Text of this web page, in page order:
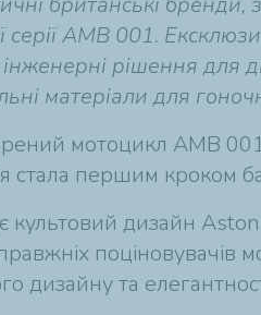
серії AMB 001.
рішення
матеріали для
мотоцикл AMB
стала першим кроком
дизайн
дизайну та